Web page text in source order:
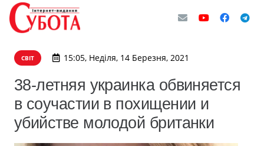
СВІТ 15:05, Неділя, 14 Березня, 2021
38-летняя украинка обвиняется
в соучастии в похищении и
убийстве молодой британки